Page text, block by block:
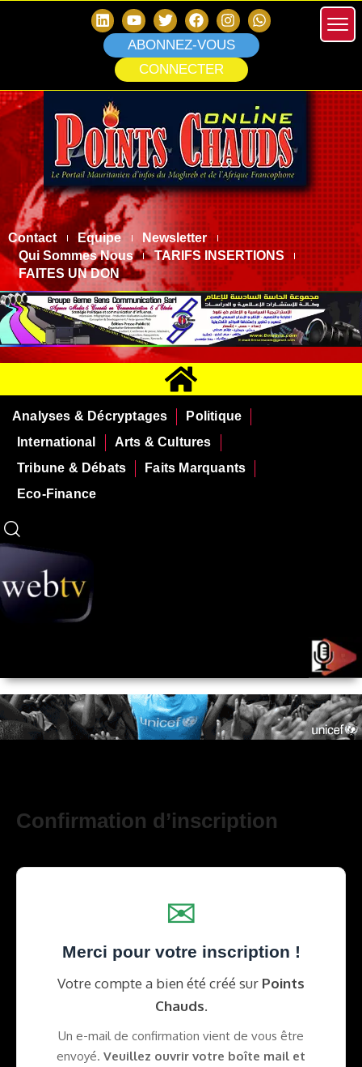
ABONNEZ-VOUS
CONNECTER
Contact Equipe
Newsletter
Qui Sommes Nous
TARIFS INSERTIONS
FAITES UN DON
Analyses & Décryptages
Politique
International
Arts & Cultures
Tribune & Débats
Faits Marquants
Eco-Finance
Confirmation d’inscription
✉
Merci pour votre inscription !
Votre compte a bien été créé sur Points
Chauds.
Un e-mail de confirmation vient de vous être
envoyé. Veuillez ouvrir votre boîte mail et